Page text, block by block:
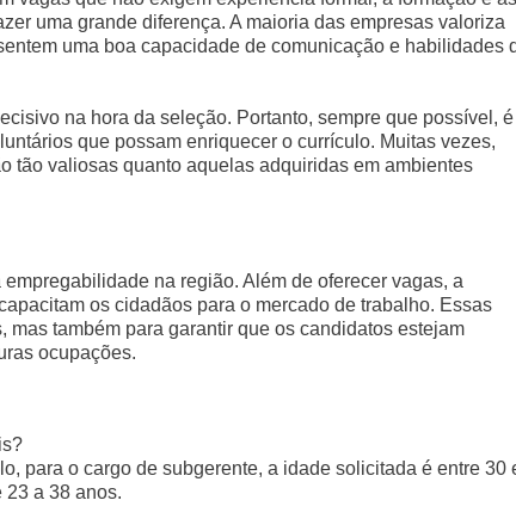
uma grande diferença. A maioria das empresas valoriza
uma boa capacidade de comunicação e habilidades
na hora da seleção. Portanto, sempre que possível, é
que possam enriquecer o currículo. Muitas vezes,
tão valiosas quanto aquelas adquiridas em ambientes
na região. Além de oferecer vagas, a
os cidadãos para o mercado de trabalho. Essas
também para garantir que os candidatos estejam
ocupações.
para o cargo de subgerente, a idade solicitada é entre 30
23 a 38 anos.